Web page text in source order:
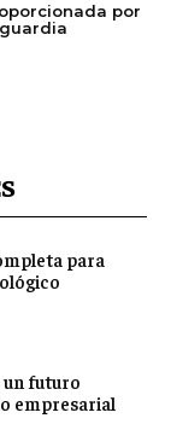
por
para
un futuro
empresarial